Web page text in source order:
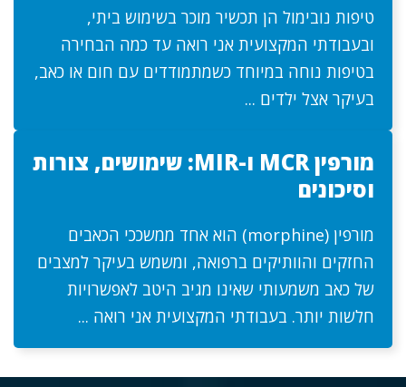
טיפות נובימול הן תכשיר מוכר בשימוש ביתי,
ובעבודתי המקצועית אני רואה עד כמה הבחירה
בטיפות נוחה במיוחד כשמתמודדים עם חום או כאב,
בעיקר אצל ילדים ...
מורפין MCR ו-MIR: שימושים, צורות
וסיכונים
מורפין (morphine) הוא אחד ממשככי הכאבים
החזקים והוותיקים ברפואה, ומשמש בעיקר למצבים
של כאב משמעותי שאינו מגיב היטב לאפשרויות
חלשות יותר. בעבודתי המקצועית אני רואה ...